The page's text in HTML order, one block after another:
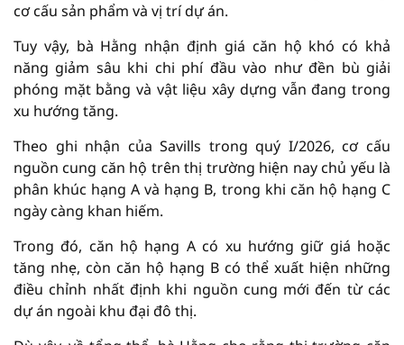
cơ cấu sản phẩm và vị trí dự án.
Tuy vậy, bà Hằng nhận định giá căn hộ khó có khả
năng giảm sâu khi chi phí đầu vào như đền bù giải
phóng mặt bằng và vật liệu xây dựng vẫn đang trong
xu hướng tăng.
Theo ghi nhận của Savills trong quý I/2026, cơ cấu
nguồn cung căn hộ trên thị trường hiện nay chủ yếu là
phân khúc hạng A và hạng B, trong khi căn hộ hạng C
ngày càng khan hiếm.
Trong đó, căn hộ hạng A có xu hướng giữ giá hoặc
tăng nhẹ, còn căn hộ hạng B có thể xuất hiện những
điều chỉnh nhất định khi nguồn cung mới đến từ các
dự án ngoài khu đại đô thị.